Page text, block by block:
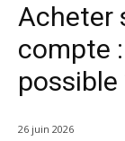
Acheter
compte
possible
26 juin 2026